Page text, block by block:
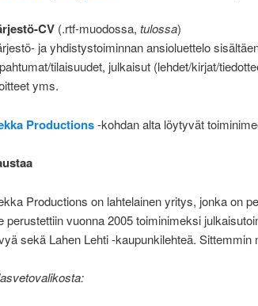
CV(.rtf-muodossa, tulossa)
ja yhdistystoiminnan ansioluettelo
tilaisuudet, julkaisut (lehdet/kirjat/
yms.
Productions-kohdan alta löytyvät
Productions on lahtelainen yritys, jonka on
perustettiin vuonna 2005 toiminimeksi
sekä Lahen Lehti -kaupunkilehteä. Sittemmin